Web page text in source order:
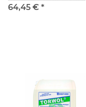
Reiniger 10l /Kanister
64,45 € *